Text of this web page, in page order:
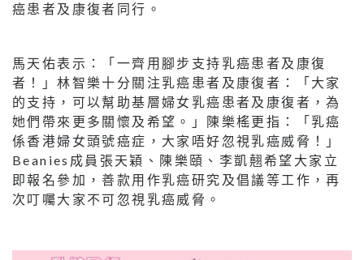
癌患者及康復者同行。
馬天佑表示：「一齊用腳步支持乳癌患者及康復
者！」林智樂十分關注乳癌患者及康復者：「大家
的支持，可以幫助基層婦女乳癌患者及康復者，為
她們帶來更多關懷及希望。」陳樂榣更指：「乳癌
係香港婦女頭號癌症，大家唔好忽視乳癌威脅！」
Beanies成員張天穎、陳樂頤、李凱翹希望大家立
即報名參加，善款用作乳癌研究及倡議等工作，再
次叮囑大家不可忽視乳癌威脅。